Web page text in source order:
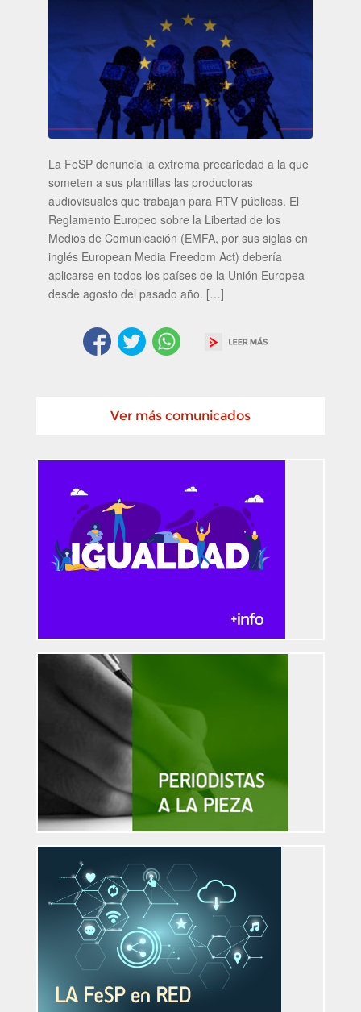
La FeSP denuncia la extrema precariedad a la que
someten a sus plantillas las productoras
audiovisuales que trabajan para RTV públicas. El
Reglamento Europeo sobre la Libertad de los
Medios de Comunicación (EMFA, por sus siglas en
inglés European Media Freedom Act) debería
aplicarse en todos los países de la Unión Europea
desde agosto del pasado año. […]
Ver más comunicados